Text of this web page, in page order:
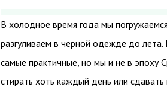
В холодное время года мы
разгуливаем в черной одежде до
самые практичные, но мы и не в эпоху
стирать хоть каждый день или